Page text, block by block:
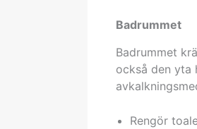
Badrummet
Badrummet
också den yta
Rengör